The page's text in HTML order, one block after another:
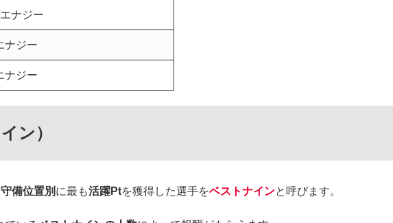
ナジー
ナジー
ナジー
ン）
守備位置別 に最も活躍Ptを獲得した選手をベストナインと呼びます。